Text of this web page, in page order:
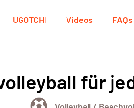
UGOTCHI Videos FAQs
für